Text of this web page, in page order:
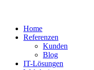
Home
Referenzen
Kunden
Blog
IT-Lösungen